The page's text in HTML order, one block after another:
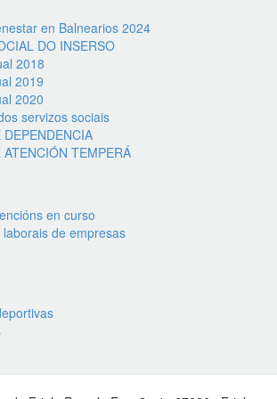
en Balnearios 2024
DO INSERSO
2018
2019
2020
servizos sociais
ATENCIÓN TEMPERÁ
en curso
de empresas